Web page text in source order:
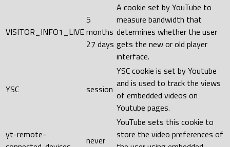
VISITOR_INFO1_LIVE
5
months
27 days
A cookie set by YouTube to
measure bandwidth that
determines whether the user
gets the new or old player
interface.
YSC session
YSC cookie is set by Youtube
and is used to track the views
of embedded videos on
Youtube pages.
yt-remote-
never
YouTube sets this cookie to
store the video preferences of